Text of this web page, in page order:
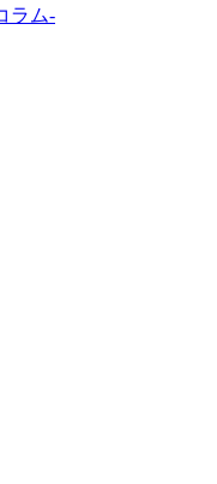
ラム-